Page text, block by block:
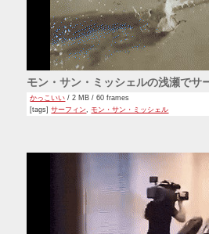
モン・サン・ミッシェルの浅瀬でサ
かっこいい / 2 MB / 60 frames
[tags]サーフィン,モン・サン・ミッシェル